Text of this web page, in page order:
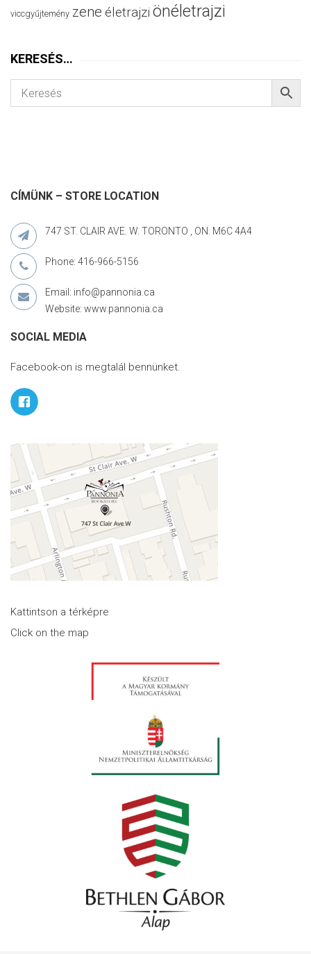
viccgyűjtemény zene életrajzi önéletrajzi
KERESÉS…
CÍMÜNK – STORE LOCATION
747 ST. CLAIR AVE. W. TORONTO , ON. M6C 4A4
Phone: 416-966-5156
Email: info@pannonia.ca
Website: www.pannonia.ca
SOCIAL MEDIA
Facebook-on is megtalál bennünket.
Kattintson a térképre
Click on the map